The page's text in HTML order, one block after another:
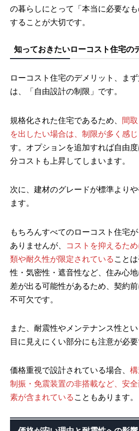
の暮らしにとって「本当に必要な
することが大切です。
知っておきたいローコスト住宅の
ローコスト住宅のデメリット、ま
は、「自由設計の制限」です。
規格化された住宅であるため、
間
を出したい場合は、制限が多く感
す。オプションを追加すれば自由
分コストも上昇してしまいます。
次に、建材のグレードが標準より
ます。
もちろんすべてのローコスト住宅
ありませんが、
コストを抑えるた
類や耐久性が限定されている こと
性・気密性・遮音性など、住み心
差が出る可能性があるため、契約
不可欠です。
また、耐震性やメンテナンス性と
目に見えにくい部分にも注意が必要
価格重視で設計されている場合、 構
制振・免震装置の非搭載など、安
素が含まれている こともあります。